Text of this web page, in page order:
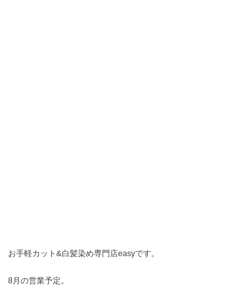
お手軽カット&白髪染め専門店easyです。
8月の営業予定。